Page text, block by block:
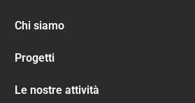
Chi siamo
Progetti
Le nostre attività